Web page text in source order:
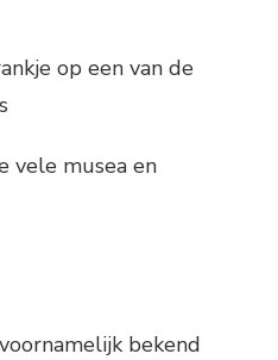
op een van de
vele musea en
bekend